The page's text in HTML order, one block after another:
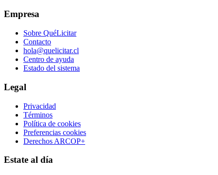
Empresa
Sobre QuéLicitar
Contacto
hola@quelicitar.cl
Centro de ayuda
Estado del sistema
Legal
Privacidad
Términos
Política de cookies
Preferencias cookies
Derechos ARCOP+
Estate al día